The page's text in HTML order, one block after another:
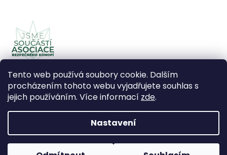
Tento web používá soubory cookie. Dalším
procházením tohoto webu vyjadřujete souhlas s
jejich používáním. Více informací zde.
Nastavení
Vytvořil Shoptet Premium